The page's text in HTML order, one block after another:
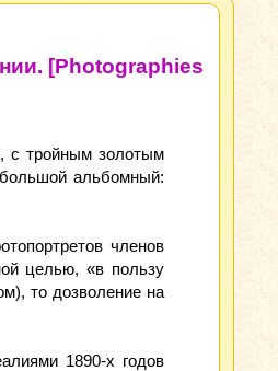
[Photographies
с тройным золотым
альбомный:
членов
целью, «в пользу
то дозволение на
1890-х годов